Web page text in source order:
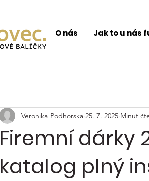
O nás Jak to u nás
Firemní dárky
katalog plný
Veronika Podhorska 25. 7. 2025 Minut